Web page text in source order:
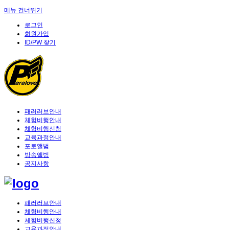
메뉴 건너뛰기
로그인
회원가입
ID/PW 찾기
패러러브안내
체험비행안내
체험비행신청
교육과정안내
포토앨범
방송앨범
공지사항
패러러브안내
체험비행안내
체험비행신청